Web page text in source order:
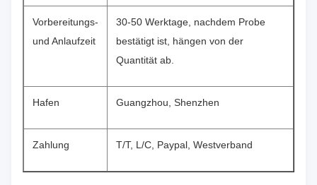
Vorbereitungs-
und Anlaufzeit
30-50 Werktage, nachdem Probe
bestätigt ist, hängen von der
Quantität ab.
Hafen Guangzhou, Shenzhen
Zahlung T/T, L/C, Paypal, Westverband